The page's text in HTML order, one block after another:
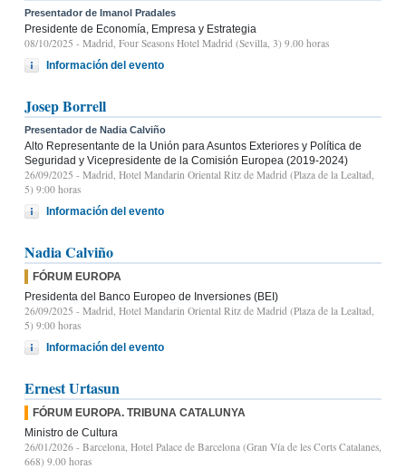
Presentador de Imanol Pradales
Presidente de Economía, Empresa y Estrategia
08/10/2025 - Madrid, Four Seasons Hotel Madrid (Sevilla, 3) 9.00 horas
Información del evento
Josep Borrell
Presentador de Nadia Calviño
Alto Representante de la Unión para Asuntos Exteriores y Política de
Seguridad y Vicepresidente de la Comisión Europea (2019-2024)
26/09/2025 - Madrid, Hotel Mandarin Oriental Ritz de Madrid (Plaza de la Lealtad,
5) 9:00 horas
Información del evento
Nadia Calviño
FÓRUM EUROPA
Presidenta del Banco Europeo de Inversiones (BEI)
26/09/2025 - Madrid, Hotel Mandarin Oriental Ritz de Madrid (Plaza de la Lealtad,
5) 9:00 horas
Información del evento
Ernest Urtasun
FÓRUM EUROPA. TRIBUNA CATALUNYA
Ministro de Cultura
26/01/2026 - Barcelona, Hotel Palace de Barcelona (Gran Vía de les Corts Catalanes,
668) 9.00 horas